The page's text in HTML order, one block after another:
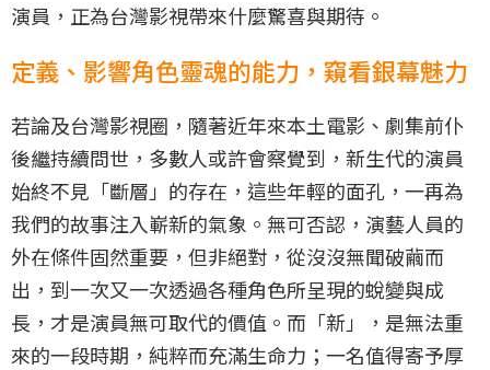
演員，正為台灣影視帶來什麼驚喜與期待。
定義、影響角色靈魂的能力，窺看銀幕魅力
若論及台灣影視圈，隨著近年來本土電影、劇集前仆
後繼持續問世，多數人或許會察覺到，新生代的演員
始終不見「斷層」的存在，這些年輕的面孔，一再為
我們的故事注入嶄新的氣象。無可否認，演藝人員的
外在條件固然重要，但非絕對，從沒沒無聞破繭而
出，到一次又一次透過各種角色所呈現的蛻變與成
長，才是演員無可取代的價值。而「新」，是無法重
來的一段時期，純粹而充滿生命力；一名值得寄予厚